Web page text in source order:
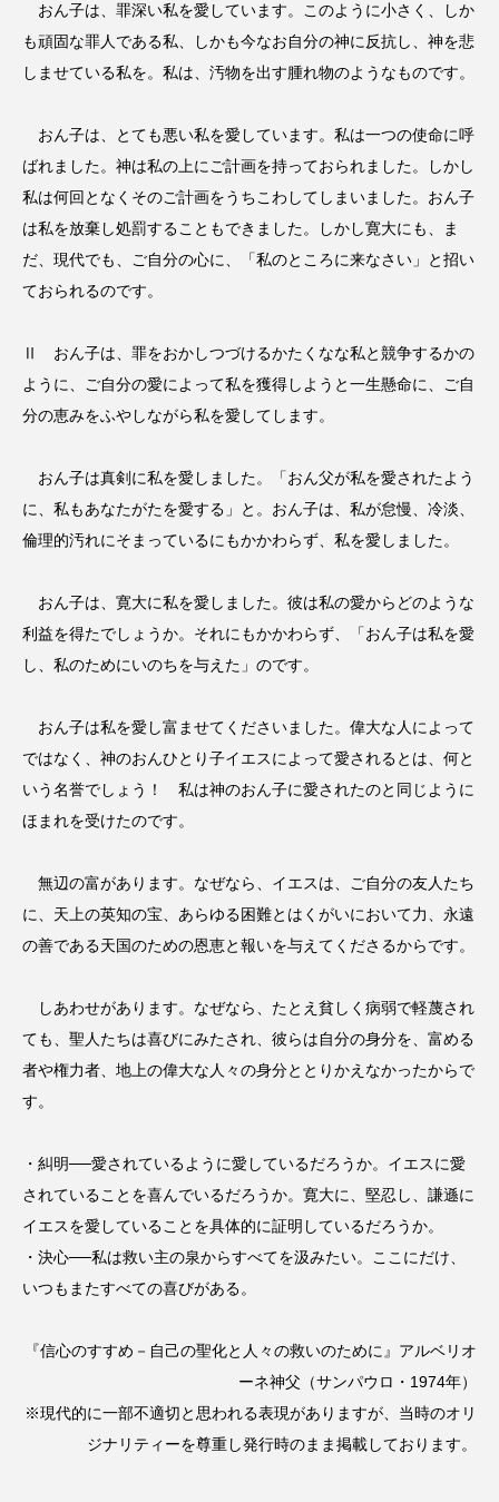
おん子は、罪深い私を愛しています。このように小さく、しか
も頑固な罪人である私、しかも今なお自分の神に反抗し、神を悲
しませている私を。私は、汚物を出す腫れ物のようなものです。
おん子は、とても悪い私を愛しています。私は一つの使命に呼
ばれました。神は私の上にご計画を持っておられました。しかし
私は何回となくそのご計画をうちこわしてしまいました。おん子
は私を放棄し処罰することもできました。しかし寛大にも、ま
だ、現代でも、ご自分の心に、「私のところに来なさい」と招い
ておられるのです。
Ⅱ おん子は、罪をおかしつづけるかたくなな私と競争するかの
ように、ご自分の愛によって私を獲得しようと一生懸命に、ご自
分の恵みをふやしながら私を愛してします。
おん子は真剣に私を愛しました。「おん父が私を愛されたよう
に、私もあなたがたを愛する」と。おん子は、私が怠慢、冷淡、
倫理的汚れにそまっているにもかかわらず、私を愛しました。
おん子は、寛大に私を愛しました。彼は私の愛からどのような
利益を得たでしょうか。それにもかかわらず、「おん子は私を愛
し、私のためにいのちを与えた」のです。
おん子は私を愛し富ませてくださいました。偉大な人によって
ではなく、神のおんひとり子イエスによって愛されるとは、何と
いう名誉でしょう！ 私は神のおん子に愛されたのと同じように
ほまれを受けたのです。
無辺の富があります。なぜなら、イエスは、ご自分の友人たち
に、天上の英知の宝、あらゆる困難とはくがいにおいて力、永遠
の善である天国のための恩恵と報いを与えてくださるからです。
しあわせがあります。なぜなら、たとえ貧しく病弱で軽蔑され
ても、聖人たちは喜びにみたされ、彼らは自分の身分を、富める
者や権力者、地上の偉大な人々の身分ととりかえなかったからで
す。
・糾明──愛されているように愛しているだろうか。イエスに愛
されていることを喜んでいるだろうか。寛大に、堅忍し、謙遜に
イエスを愛していることを具体的に証明しているだろうか。
・決心──私は救い主の泉からすべてを汲みたい。ここにだけ、
いつもまたすべての喜びがある。
『信心のすすめ－自己の聖化と人々の救いのために』アルベリオ
ーネ神父（サンパウロ・1974年）
※現代的に一部不適切と思われる表現がありますが、当時のオリ
ジナリティーを尊重し発行時のまま掲載しております。